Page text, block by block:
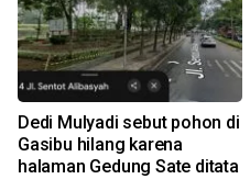
Dedi Mulyadi sebut pohon di
Gasibu hilang karena
halaman Gedung Sate ditata